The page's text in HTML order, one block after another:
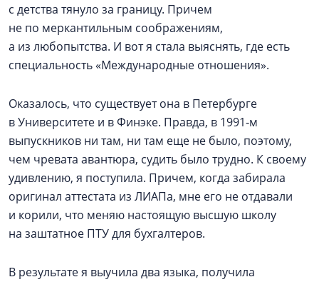
с детства тянуло за границу. Причем
не по меркантильным соображениям,
а из любопытства. И вот я стала выяснять, где есть
специальность «Международные отношения».
Оказалось, что существует она в Петербурге
в Университете и в Финэке. Правда, в 1991‑м
выпускников ни там, ни там еще не было, поэтому,
чем чревата авантюра, судить было трудно. К своему
удивлению, я поступила. Причем, когда забирала
оригинал аттестата из ЛИАПа, мне его не отдавали
и корили, что меняю настоящую высшую школу
на заштатное ПТУ для бухгалтеров.
В результате я выучила два языка, получила